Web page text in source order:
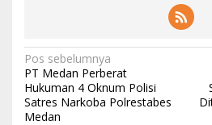
N
a
v
Pos sebelumnya
PT Medan Perberat
Hukuman 4 Oknum Polisi
Satres Narkoba Polrestabes
Medan